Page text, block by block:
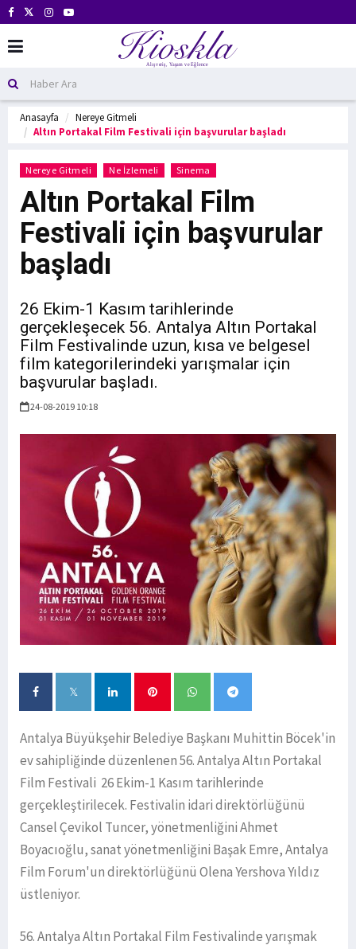
Anasayfa
Nereye Gitmeli
Altın Portakal Film Festivali için başvurular başladı
Nereye Gitmeli Ne İzlemeli Sinema
Altın Portakal Film
Festivali için başvurular
başladı
26 Ekim-1 Kasım tarihlerinde
gerçekleşecek 56. Antalya Altın Portakal
Film Festivalinde uzun, kısa ve belgesel
film kategorilerindeki yarışmalar için
başvurular başladı.
24-08-2019 10:18
Antalya Büyükşehir Belediye Başkanı Muhittin Böcek'in
ev sahipliğinde düzenlenen 56. Antalya Altın Portakal
Film Festivali 26 Ekim-1 Kasım tarihlerinde
gerçekleştirilecek. Festivalin idari direktörlüğünü
Cansel Çevikol Tuncer, yönetmenliğini Ahmet
Boyacıoğlu, sanat yönetmenliğini Başak Emre, Antalya
Film Forum'un direktörlüğünü Olena Yershova Yıldız
üstleniyor.
56. Antalya Altın Portakal Film Festivalinde yarışmak